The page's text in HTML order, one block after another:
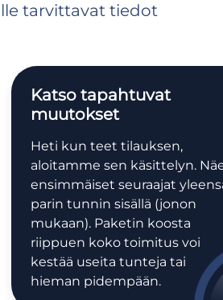
tarvittavat tiedot
Katso tapahtuvat
muutokset
Heti kun teet tilauksen,
aloitamme sen käsittelyn.
ensimmäiset seuraajat
parin tunnin sisällä (jonon
mukaan). Paketin koosta
riippuen koko toimitus voi
kestää useita tunteja tai
hieman pidempään.